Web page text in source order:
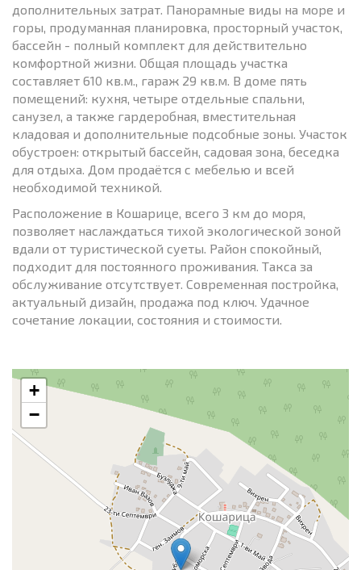
дополнительных затрат. Панорамные виды на море и
горы, продуманная планировка, просторный участок,
бассейн - полный комплект для действительно
комфортной жизни. Общая площадь участка
составляет 610 кв.м., гараж 29 кв.м. В доме пять
помещений: кухня, четыре отдельные спальни,
санузел, а также гардеробная, вместительная
кладовая и дополнительные подсобные зоны. Участок
обустроен: открытый бассейн, садовая зона, беседка
для отдыха. Дом продаётся с мебелью и всей
необходимой техникой.
Расположение в Кошарице, всего 3 км до моря,
позволяет наслаждаться тихой экологической зоной
вдали от туристической суеты. Район спокойный,
подходит для постоянного проживания. Такса за
обслуживание отсутствует. Современная постройка,
актуальный дизайн, продажа под ключ. Удачное
сочетание локации, состояния и стоимости.
+
−